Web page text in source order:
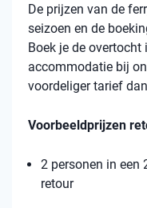
De prijzen van de
seizoen en de
Boek je de
accommodatie bij
voordeliger tarief
Voorbeeldprijzen
2 personen in een
retour